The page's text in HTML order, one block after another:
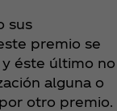
sus
premio se
éste último no
alguna o
otro premio.